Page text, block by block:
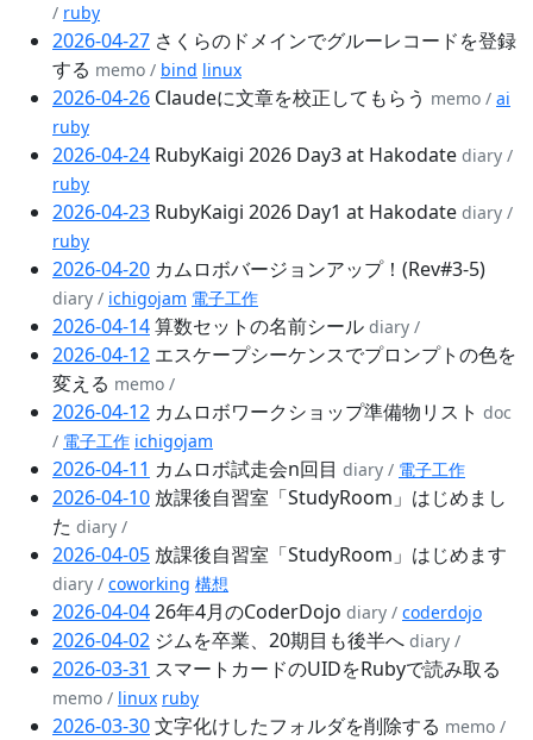
/ ruby
2026-04-27 さくらのドメインでグルーレコードを登録
する memo / bind linux
2026-04-26 Claudeに文章を校正してもらう memo / ai
ruby
2026-04-24 RubyKaigi 2026 Day3 at Hakodate diary /
ruby
2026-04-23 RubyKaigi 2026 Day1 at Hakodate diary /
ruby
2026-04-20 カムロボバージョンアップ！(Rev#3-5)
diary / ichigojam 電子工作
2026-04-14算数セットの名前シール diary /
2026-04-12 エスケープシーケンスでプロンプトの色を
変える memo /
2026-04-12 カムロボワークショップ準備物リスト doc
/ 電子工作 ichigojam
2026-04-11 カムロボ試走会n回目 diary / 電子工作
2026-04-10 放課後自習室「StudyRoom」はじめまし
た diary /
2026-04-05 放課後自習室「StudyRoom」はじめます
diary / coworking 構想
2026-04-0426年4月のCoderDojo diary / coderdojo
2026-04-02 ジムを卒業、20期目も後半へ diary /
2026-03-31 スマートカードのUIDをRubyで読み取る
memo / linux ruby
2026-03-30文字化けしたフォルダを削除する memo /